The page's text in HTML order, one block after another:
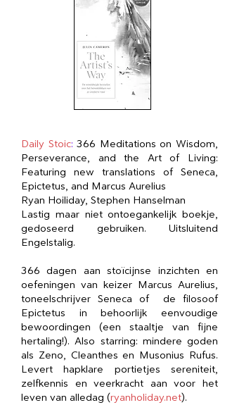
Daily Stoic: 366 Meditations on Wisdom,
Perseverance, and the Art of Living:
Featuring new translations of Seneca,
Epictetus, and Marcus Aurelius
Ryan Hoiliday, Stephen Hanselman
Lastig maar niet ontoegankelijk boekje,
gedoseerd gebruiken. Uitsluitend
Engelstalig.
366 dagen aan stoïcijnse inzichten en
oefeningen van keizer Marcus Aurelius,
toneelschrijver Seneca of de filosoof
Epictetus in behoorlijk eenvoudige
bewoordingen (een staaltje van fijne
hertaling!). Also starring: mindere goden
als Zeno, Cleanthes en Musonius Rufus.
Levert hapklare portietjes sereniteit,
zelfkennis en veerkracht aan voor het
leven van alledag (ryanholiday.net).